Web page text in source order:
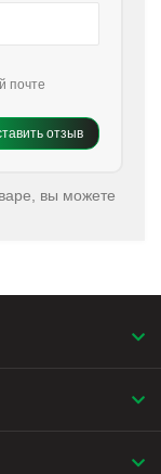
почте
отзыв
вы можете